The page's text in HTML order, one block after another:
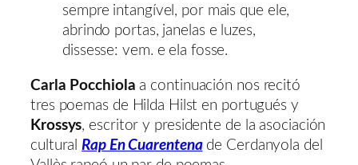
sempre intangível, por mais que ele,
abrindo portas, janelas e luzes,
dissesse: vem. e ela fosse.
Carla Pocchiola a continuación nos recitó
tres poemas de Hilda Hilst en portugués y
Krossys, escritor y presidente de la asociación
culturalRap En Cuarentenade Cerdanyola del